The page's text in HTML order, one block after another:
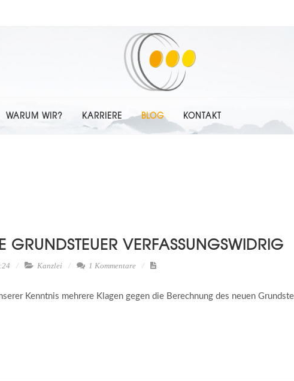
WARUM WIR? KARRIERE BLOG KONTAKT
VERFASSUNGSWIDRIG
Kanzlei 1 Kommentare
Kenntnis mehrere Klagen gegen die Berechnung des neuen